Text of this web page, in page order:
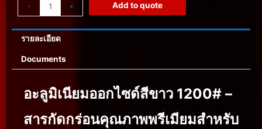
- + Add to quote
รายละเอียด
Documents
อะลูมิเนียมออกไซด์สีขาว 1200# –
สารกัดกร่อนคุณภาพพรีเมียมสำหรับ